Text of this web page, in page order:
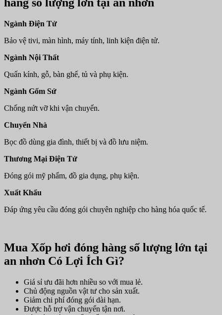
Ngành Điện Tử
Bảo vệ tivi, màn hình, máy tính, linh kiện điện tử.
Ngành Nội Thất
Quấn kính, gỗ, bàn ghế, tủ và phụ kiện.
Ngành Gốm Sứ
Chống nứt vỡ khi vận chuyển.
Chuyển Nhà
Bọc đồ dùng gia đình, thiết bị và đồ lưu niệm.
Thương Mại Điện Tử
Đóng gói mỹ phẩm, đồ gia dụng, phụ kiện.
Xuất Khẩu
Đáp ứng yêu cầu đóng gói chuyên nghiệp cho hàng hóa quốc tế.
Mua Xốp hơi đóng hàng số lượng lớn tại
an nhơn Có Lợi Ích Gì?
Giá sỉ ưu đãi hơn nhiều so với mua lẻ.
Chủ động nguồn vật tư cho sản xuất.
Giảm chi phí đóng gói dài hạn.
Được hỗ trợ vận chuyển tận nơi.